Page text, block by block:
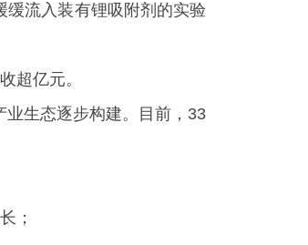
缓流入装有锂吸附剂的实验
超亿元。
生态逐步构建。目前，33
；